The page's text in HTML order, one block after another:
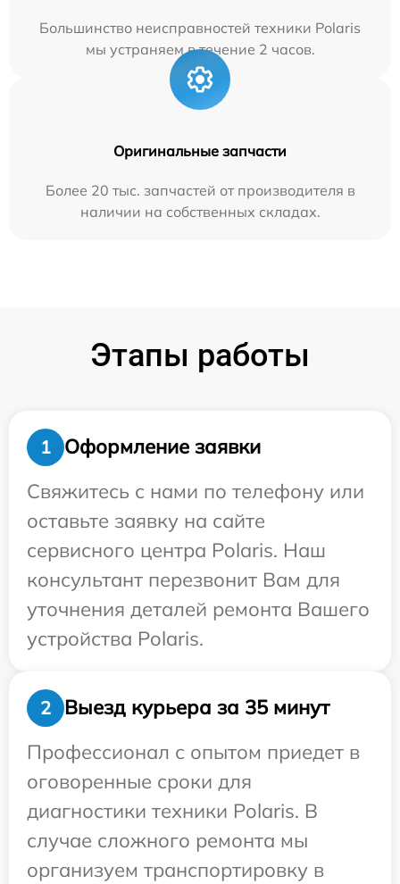
Большинство неисправностей техники Polaris
мы устраняем в течение 2 часов.
Оригинальные запчасти
Более 20 тыс. запчастей от производителя в
наличии на собственных складах.
Этапы работы
1
Оформление заявки
Свяжитесь с нами по телефону или
оставьте заявку на сайте
сервисного центра Polaris. Наш
консультант перезвонит Вам для
уточнения деталей ремонта Вашего
устройства Polaris.
2
Выезд курьера за 35 минут
Профессионал с опытом приедет в
оговоренные сроки для
диагностики техники Polaris. В
случае сложного ремонта мы
организуем транспортировку в